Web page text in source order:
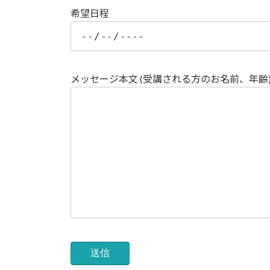
希望日程
メッセージ本文 (受講される方のお名前、年齢